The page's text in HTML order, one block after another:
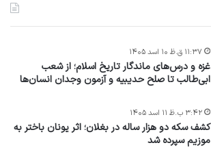
غزه و درس‌های ماندگار تاریخ اسلام؛ از شعب
ابی‌طالب تا صلح حدیبیه و آزمون وجدان انسان‌ها
۱۱:۳۷ ق.ظ ۱۰ اسد ۱۴۰۵
کشف سکه دو هزار ساله در بغلان؛ اثر یونان باختر به
موزیم سپرده شد
۳:۴۲ ب.ظ ۱۱ اسد ۱۴۰۵